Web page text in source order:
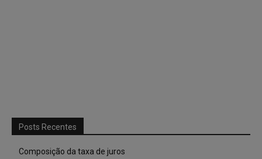
Posts Recentes
Composição da taxa de juros